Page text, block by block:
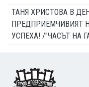
ТАНЯ ХРИСТОВА В
ПРЕДПРИЕМЧИВИЯТ
УСПЕХА! /"ЧАСЪТ НА
Footer